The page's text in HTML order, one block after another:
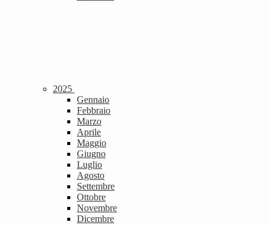
2025
Gennaio
Febbraio
Marzo
Aprile
Maggio
Giugno
Luglio
Agosto
Settembre
Ottobre
Novembre
Dicembre